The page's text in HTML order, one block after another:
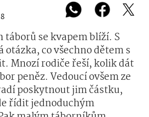
táborů se kvapem blíží. S
co všechno dětem s
Mnozí rodiče řeší, kolik dát
peněz. Vedoucí ovšem ze
poskytnout jim částku,
řídit jednoduchým